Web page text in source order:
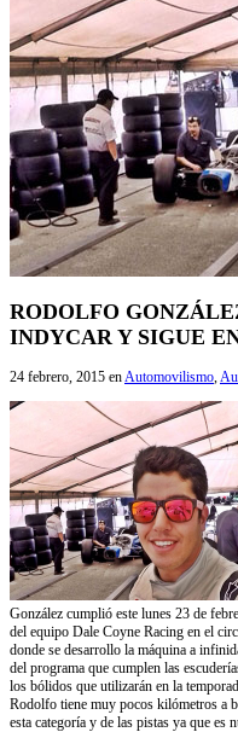
RODOLFO
INDYCAR Y SIGUE
24 febrero, 2015 en Automovilismo
González cumplió este lunes 23 de
del equipo Dale Coyne Racing en el
donde se desarrollo la máquina a
del programa que cumplen las
los bólidos que utilizarán en la
Rodolfo tiene muy pocos kilómetros a
esta categoría y de las pistas ya que es